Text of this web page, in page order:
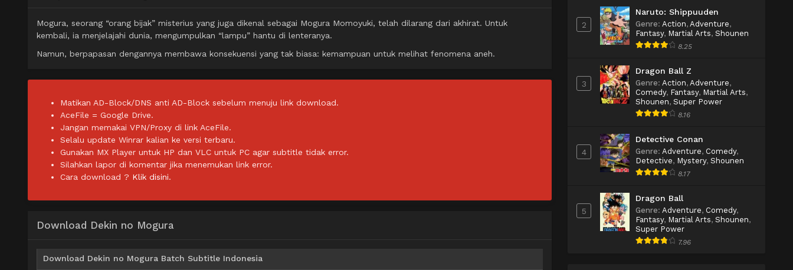
Mogura, seorang “orang bijak” misterius yang juga dikenal sebagai Mogura Momoyuki, telah dilarang dari akhirat. Untuk
kembali, ia menjelajahi dunia, mengumpulkan “lampu” hantu di lenteranya.
Namun, berpapasan dengannya membawa konsekuensi yang tak biasa: kemampuan untuk melihat fenomena aneh.
Matikan AD-Block/DNS anti AD-Block sebelum menuju link download.
AceFile = Google Drive.
Jangan memakai VPN/Proxy di link AceFile.
Selalu update Winrar kalian ke versi terbaru.
Gunakan MX Player untuk HP dan VLC untuk PC agar subtitle tidak error.
Silahkan lapor di komentar jika menemukan link error.
Cara download ? Klik disini.
Download Dekin no Mogura
Download Dekin no Mogura Batch Subtitle Indonesia
2
Naruto: Shippuuden
Genre: Action, Adventure,
Fantasy, Martial Arts, Shounen
8.25
3
Dragon Ball Z
Genre: Action, Adventure,
Comedy, Fantasy, Martial Arts,
Shounen, Super Power
8.16
4
Detective Conan
Genre: Adventure, Comedy,
Detective, Mystery, Shounen
8.17
5
Dragon Ball
Genre: Adventure, Comedy,
Fantasy, Martial Arts, Shounen,
Super Power
7.96